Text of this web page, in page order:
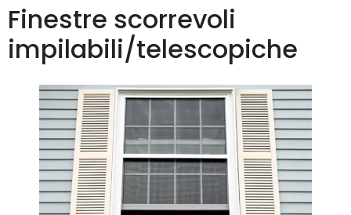
Finestre scorrevoli
impilabili/telescopiche